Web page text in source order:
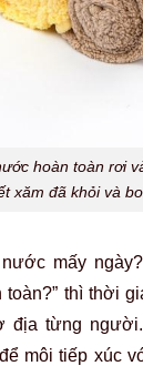
hoàn toàn rơi
xăm đã khỏi và
mấy
toàn?” thì thời
địa từng
môi tiếp xúc